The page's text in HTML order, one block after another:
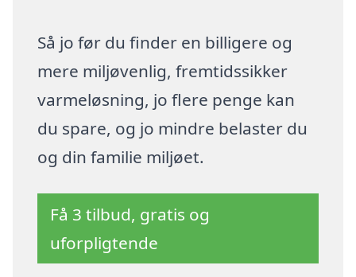
Så jo før du finder en billigere og
mere miljøvenlig, fremtidssikker
varmeløsning, jo flere penge kan
du spare, og jo mindre belaster du
og din familie miljøet.
Få 3 tilbud, gratis og
uforpligtende